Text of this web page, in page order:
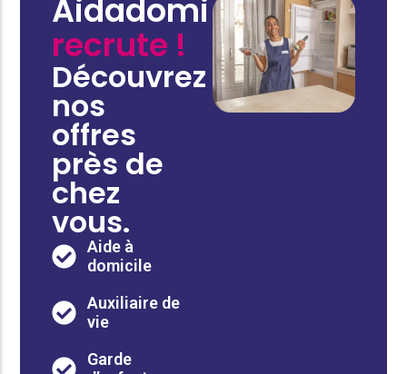
Aidadomi
recrute !
Découvrez
nos
offres
près de
chez
vous.
Aide à
domicile
Auxiliaire de
vie
Garde